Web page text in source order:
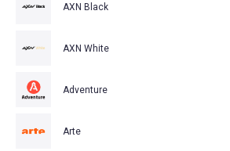
AXN Black
AXN White
Adventure
Arte